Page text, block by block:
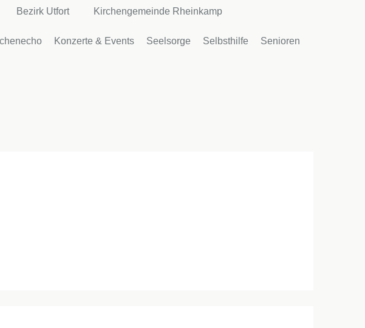
Bezirk Utfort Kirchengemeinde Rheinkamp
Konzerte & Events Seelsorge Selbsthilfe Senioren